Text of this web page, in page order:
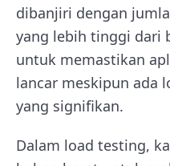
dibanjiri dengan
yang lebih tinggi dari
untuk memastikan
lancar meskipun ada
yang signifikan.
Dalam load testing,